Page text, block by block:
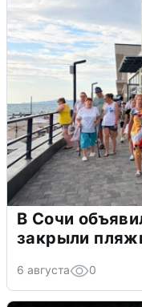
В Сочи
закрыли
6 августа 0